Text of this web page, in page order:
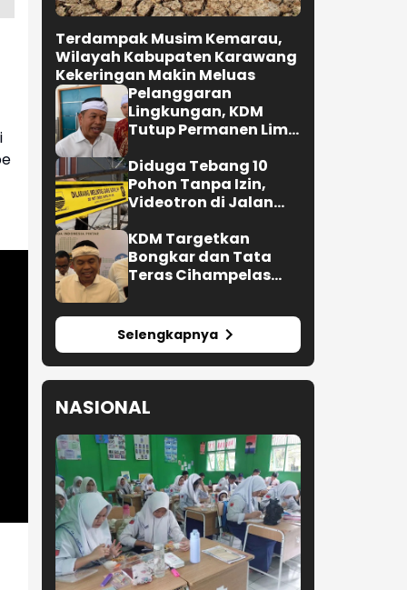
Terdampak Musim Kemarau,
Wilayah Kabupaten Karawang
Kekeringan Makin Meluas
Pelanggaran
Lingkungan, KDM
Tutup Permanen Lima
di Cipatat
Diduga Tebang 10
Pohon Tanpa Izin,
Videotron di Jalan
Bandung Disegel
KDM Targetkan
Bongkar dan Tata
Teras Cihampelas
Selengkapnya
NASIONAL